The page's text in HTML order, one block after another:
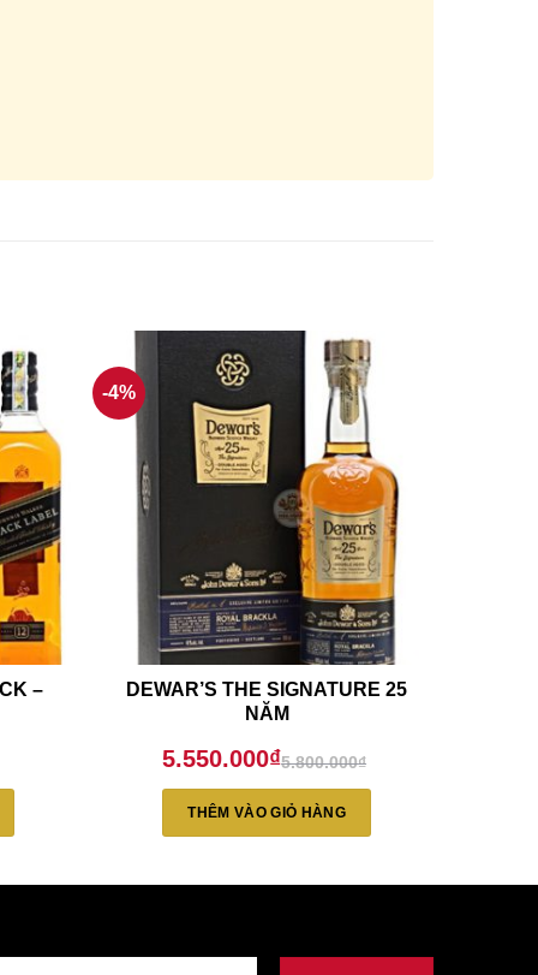
–
-4%
DEWAR’S THE SIGNATURE 25
NĂM
5.800.000₫
gốc
là:
5.550.000₫
hiện
tại
THÊM VÀO GIỎ HÀNG